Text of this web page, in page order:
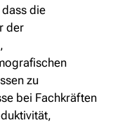
die
der
zu
bei Fachkräften